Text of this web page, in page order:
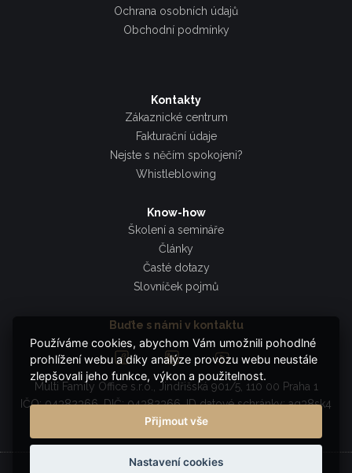
Ochrana osobních údajů
Obchodní podmínky
Kontakty
Zákaznické centrum
Fakturační údaje
Nejste s něčím spokojeni?
Whistleblowing
Know-how
Školení a semináře
Články
Časté dotazy
Slovníček pojmů
Buďte s námi v kontaktu
Multi Family Office s.r.o., Jindřišská 901/5, 110 00 Praha 1
IČO: 04382366, DIČ: 04382366, ID datové schránky: ag38sk4
Používáme cookies, abychom Vám umožnili pohodlné
prohlížení webu a díky analýze provozu webu neustále
zlepšovali jeho funkce, výkon a použitelnost.
Přijmout vše
Nastavení cookies